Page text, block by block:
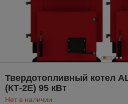
Твердотопливный котел
(КТ-2Е) 95 кВт
Нет в наличии